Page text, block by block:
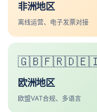
非洲地区
离线运营、电子发票对接
欧洲地区
欧盟VAT合规、多语言